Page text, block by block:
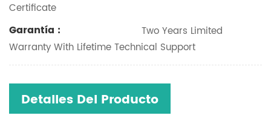
Certificate
Garantía :
Two Years Limited
Warranty With Lifetime Technical Support
Detalles Del Producto